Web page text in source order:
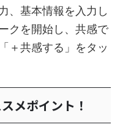
、基本情報を入力し
クを開始し、共感で
＋共感する」をタッ
メポイント！